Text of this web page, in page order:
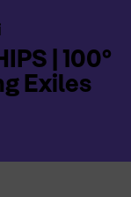
| 100°
Exiles